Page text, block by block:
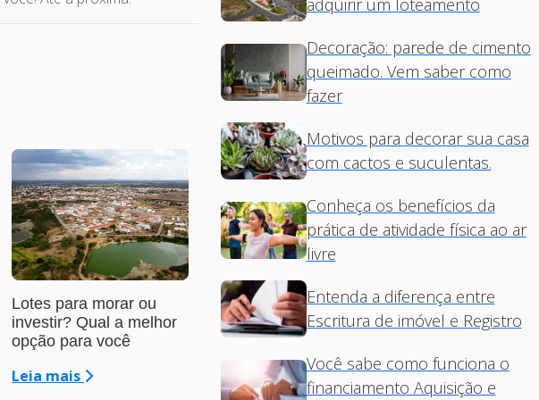
Lotes para morar ou
investir? Qual a melhor
opção para você
Leia mais
Vem aí! O novo
loteamento de Sobral: o
Moradas dos Ventos 3
Leia mais
Vantagens de morar
perto da praia
Leia mais
adquirir um loteamento
Decoração: parede de cimento
queimado. Vem saber como
fazer
Motivos para decorar sua casa
com cactos e suculentas.
Conheça os benefícios da
prática de atividade física ao ar
livre
Entenda a diferença entre
Escritura de imóvel e Registro
Você sabe como funciona o
financiamento Aquisição e